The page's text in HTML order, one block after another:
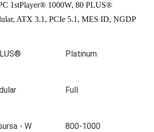
1stPlayer® 1000W, 80 PLUS®
ATX 3.1, PCIe 5.1, MES ID, NGDP
Platinum
Full
- W 800-1000